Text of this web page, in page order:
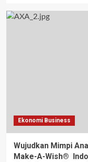
Ekonomi Business
Wujudkan Mimpi
Make-A-Wish®